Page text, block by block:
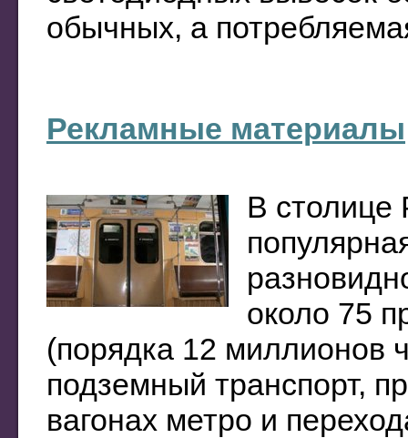
обычных, а
Рекламные материалы
В
около 75
(порядка 12 миллионов
подземный транспорт,
вагонах метро и